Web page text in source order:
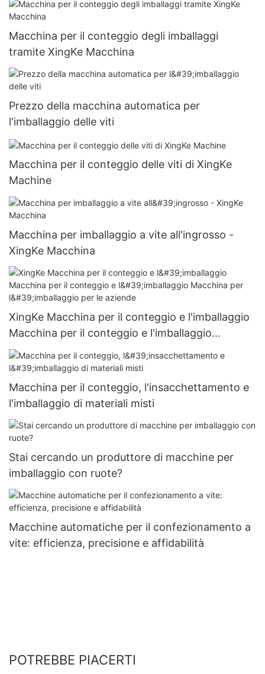
Macchina per il conteggio degli imballaggi
tramite XingKe Macchina
Prezzo della macchina automatica per
l'imballaggio delle viti
Macchina per il conteggio delle viti di XingKe
Machine
Macchina per imballaggio a vite all'ingrosso -
XingKe Macchina
XingKe Macchina per il conteggio e l'imballaggio
Macchina per il conteggio e l'imballaggio
Macchina per l'imballaggio per le aziende
Macchina per il conteggio, l'insacchettamento e
l'imballaggio di materiali misti
Stai cercando un produttore di macchine per
imballaggio con ruote?
Macchine automatiche per il confezionamento a
vite: efficienza, precisione e affidabilità
POTREBBE PIACERTI